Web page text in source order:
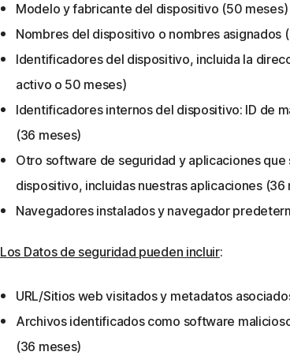
Modelo y fabricante del dispositivo (50 meses)
Nombres del dispositivo o nombres asignados
Identificadores del dispositivo, incluida la
activo o 50 meses)
Identificadores internos del dispositivo: ID de
(36 meses)
Otro software de seguridad y aplicaciones que
dispositivo, incluidas nuestras aplicaciones (36
Navegadores instalados y navegador
Los Datos de seguridad pueden incluir:
URL/Sitios web visitados y metadatos
Archivos identificados como software
(36 meses)